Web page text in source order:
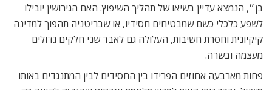
בן״, הנמצא עדיין בשיאו של תהליך השיפוץ. האם הגירושין יובילו
לשפע כלכלי כשם שמבטיחים חסידיו, או שבריטניה תהפוך למדינה
קיקיונית וחסרת חשיבות, העלולה גם לאבד שני חלקים גדולים
מעצמה ובשרה.
פחות מארבעה אחוזים הפרידו בין החסידים לבין המתנגדים באותו